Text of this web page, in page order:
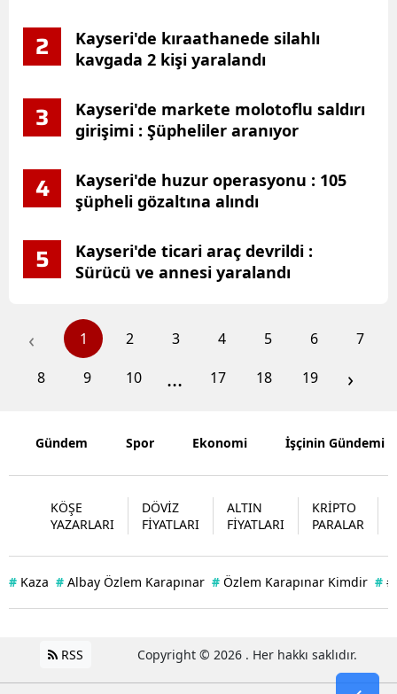
2
Kayseri'de kıraathanede silahlı
kavgada 2 kişi yaralandı
3
Kayseri'de markete molotoflu saldırı
girişimi : Şüpheliler aranıyor
4
Kayseri'de huzur operasyonu : 105
şüpheli gözaltına alındı
5
Kayseri'de ticari araç devrildi :
Sürücü ve annesi yaralandı
‹ 1 2 3 4 5 6
7
8
9 10 ... 17 18 19 ›
Gündem Spor Ekonomi İşçinin Gündemi
KÖŞE
YAZARLARI
DÖVİZ
FİYATLARI
ALTIN
FİYATLARI
KRİPTO
PARALAR
# Kaza # Albay Özlem Karapınar # Özlem Karapınar Kimdir #
RSS Copyright © 2026 . Her hakkı saklıdır.